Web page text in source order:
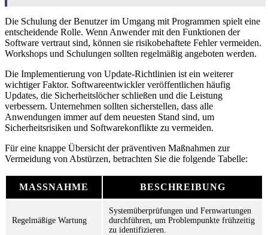
Die Schulung der Benutzer im Umgang mit Programmen spielt eine
entscheidende Rolle. Wenn Anwender mit den Funktionen der
Software vertraut sind, können sie risikobehaftete Fehler vermeiden.
Workshops und Schulungen sollten regelmäßig angeboten werden.
Die Implementierung von Update-Richtlinien ist ein weiterer
wichtiger Faktor. Softwareentwickler veröffentlichen häufig
Updates, die Sicherheitslöcher schließen und die Leistung
verbessern. Unternehmen sollten sicherstellen, dass alle
Anwendungen immer auf dem neuesten Stand sind, um
Sicherheitsrisiken und Softwarekonflikte zu vermeiden.
Für eine knappe Übersicht der präventiven Maßnahmen zur
Vermeidung von Abstürzen, betrachten Sie die folgende Tabelle:
MASSNAHME BESCHREIBUNG
Regelmäßige Wartung
Systemüberprüfungen und Fernwartungen
durchführen, um Problempunkte frühzeitig
zu identifizieren.